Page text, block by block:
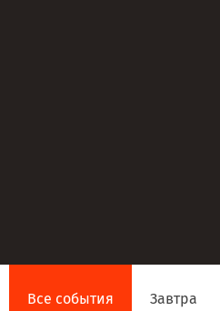
Все события Завтра